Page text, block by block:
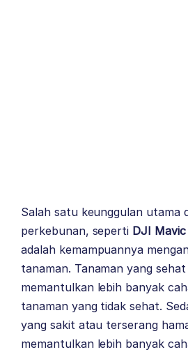
Salah satu keunggulan utama
perkebunan, seperti DJI
adalah kemampuannya
tanaman. Tanaman yang
memantulkan lebih banyak
tanaman yang tidak sehat.
yang sakit atau terserang
memantulkan lebih banyak